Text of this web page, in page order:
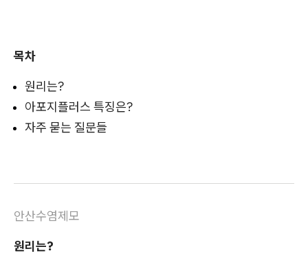
목차
원리는?
아포지플러스 특징은?
자주 묻는 질문들
안산수염제모
원리는?